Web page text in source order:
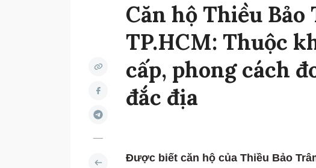
Căn hộ Thiều
TP.HCM: Thuộc
cấp, phong cách
đắc địa
Được biết căn hộ của Thiều Bảo